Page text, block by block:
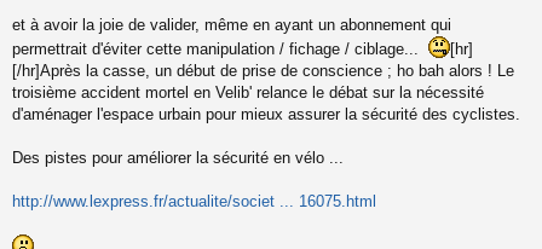
et à avoir la joie de valider, même en ayant un abonnement qui
permettrait d'éviter cette manipulation / fichage / ciblage...
[hr]
[/hr]Après la casse, un début de prise de conscience ; ho bah alors ! Le
troisième accident mortel en Velib' relance le débat sur la nécessité
d'aménager l'espace urbain pour mieux assurer la sécurité des cyclistes.
Des pistes pour améliorer la sécurité en vélo ...
http://www.lexpress.fr/actualite/societ ... 16075.html